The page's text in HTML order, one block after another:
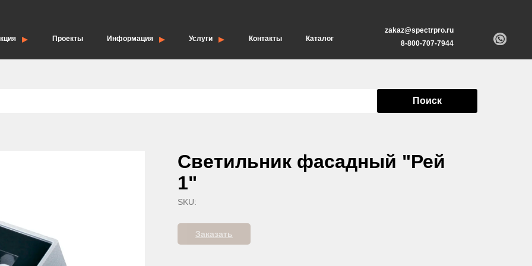
Проекты Информация Услуги Контакты Каталог
zakaz@spectrpro.ru
8-800-707-7944
Поиск
Светильник фасадный "Рей
1"
SKU:
Заказать